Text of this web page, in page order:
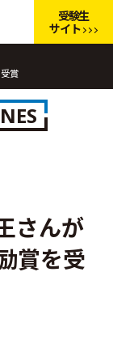
受験生
サイト
賞
さんが
賞を受